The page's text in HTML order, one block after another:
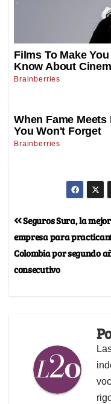
Seguros Sura, la mejor
empresa para
Colombia por segundo
consecutivo